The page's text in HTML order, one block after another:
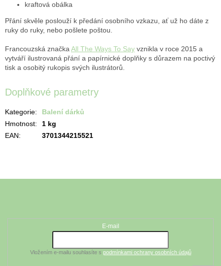
kraftová obálka
Přání skvěle poslouží k předání osobního vzkazu, ať už ho dáte z
ruky do ruky, nebo pošlete poštou.
Francouzská značkaAll The Ways To Say vznikla v roce 2015 a
vytváří ilustrovaná přání a papírnické doplňky s důrazem na poctivý
tisk a osobitý rukopis svých ilustrátorů.
Doplňkové parametry
Kategorie:
Balení dárků
Hmotnost:
1 kg
EAN: 3701344215521
E-mail
Vložením e-mailu souhlasíte s podmínkami ochrany osobních údajů